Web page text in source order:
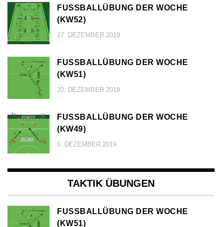
FUSSBALLÜBUNG DER WOCHE (
KW52)
27. DEZEMBER 2019
FUSSBALLÜBUNG DER WOCHE (
KW51)
20. DEZEMBER 2019
FUSSBALLÜBUNG DER WOCHE (
KW49)
6. DEZEMBER 2019
TAKTIK ÜBUNGEN
FUSSBALLÜBUNG DER WOCHE (
KW51)